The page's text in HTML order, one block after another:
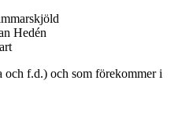
Hedén
f.d.) och som förekommer i